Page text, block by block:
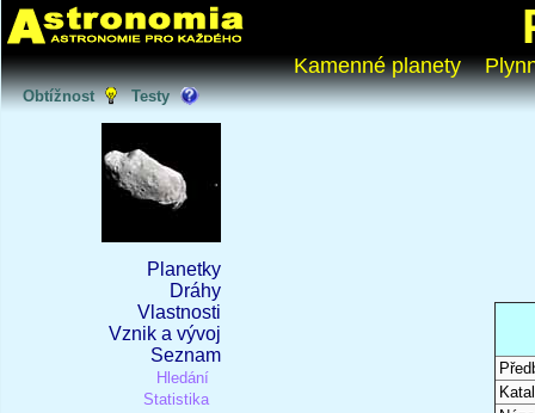
Kamenné planety
Obtížnost Testy
Planetky
Dráhy
Vlastnosti
Vznik a vývoj
Seznam
Hledání
Statistika